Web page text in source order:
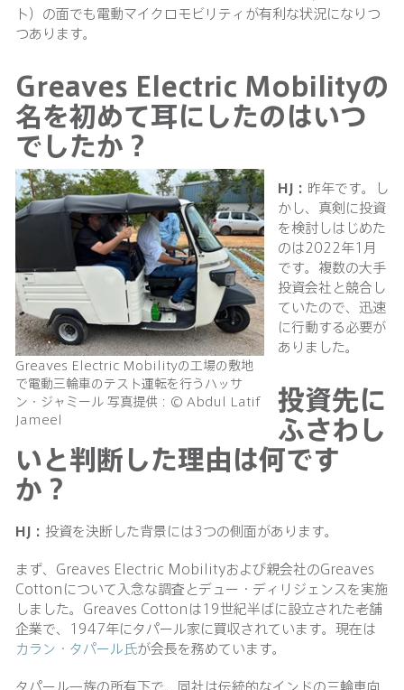
ト）の面でも電動マイクロモビリティが有利な状況になりつ
つあります。
Greaves Electric Mobilityの
名を初めて耳にしたのはいつ
でしたか？
Greaves Electric Mobilityの工場の敷地
で電動三輪車のテスト運転を行うハッサ
ン・ジャミール 写真提供：© Abdul Latif
Jameel
HJ： 昨年です。し
かし、真剣に投資
を検討しはじめた
のは2022年1月
です。複数の大手
投資会社と競合し
ていたので、迅速
に行動する必要が
ありました。
投資先に
ふさわし
いと判断した理由は何です
か？
HJ： 投資を決断した背景には3つの側面があります。
まず、Greaves Electric Mobilityおよび親会社のGreaves
Cottonについて入念な調査とデュー・ディリジェンスを実施
しました。Greaves Cottonは19世紀半ばに設立された老舗
企業で、1947年にタパール家に買収されています。現在は
カラン・タパール氏が会長を務めています。